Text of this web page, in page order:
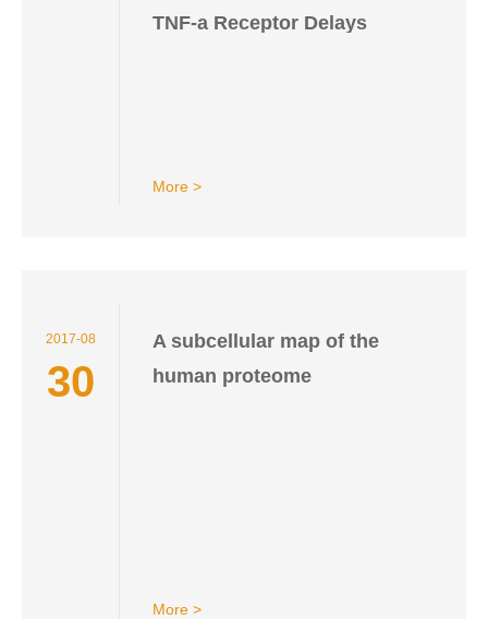
TNF-a Receptor Delays
More >
2017-08
30
A subcellular map of the
human proteome
More >